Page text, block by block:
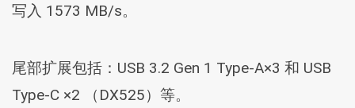
写入 1573 MB/s。
尾部扩展包括：USB 3.2 Gen 1 Type-A×3 和 USB
Type-C ×2 （DX525）等。